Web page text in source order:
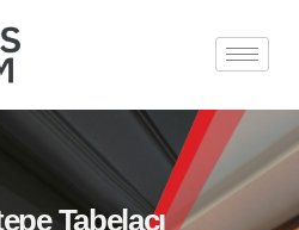
Tabelacı